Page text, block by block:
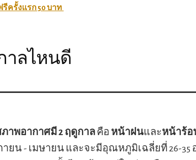
รีครั้งแรก 50 บาท
าลไหนดี
ภาพอากาศมี 2 ฤดูกาลคือ หน้าฝนและหน้าร้อ
ยน - เมษายน และจะมีอุณหภูมิเฉลี่ยที่ 26-35